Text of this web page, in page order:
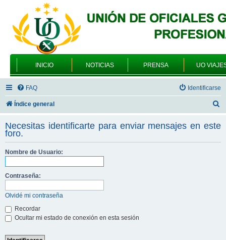
INICIO NOTICIAS PRENSA UO
FAQ Identificarse
Índice general
c
Necesitas identificarte para enviar mensajes en este
foro.
Nombre de Usuario:
Contraseña:
Olvidé mi contraseña
Recordar
Ocultar mi estado de conexión en esta sesión